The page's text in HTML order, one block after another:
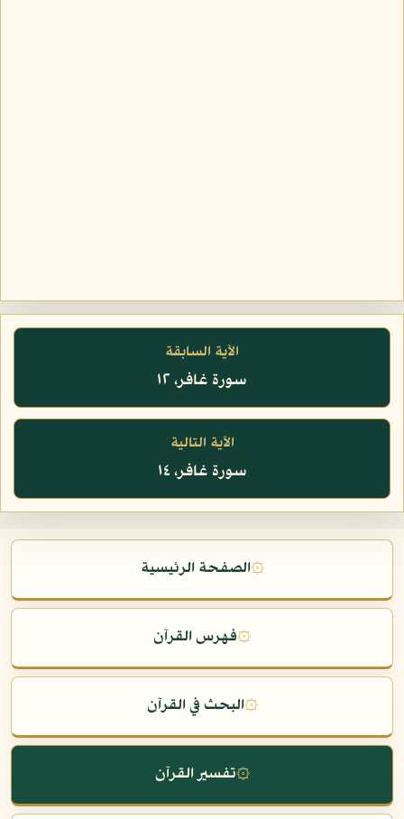
الآية السابقة
سورة غافر، ١٢
الآية التالية
سورة غافر، ١٤
۞الصفحة الرئيسية
۞فهرس القرآن
۞البحث في القرآن
۞تفسير القرآن